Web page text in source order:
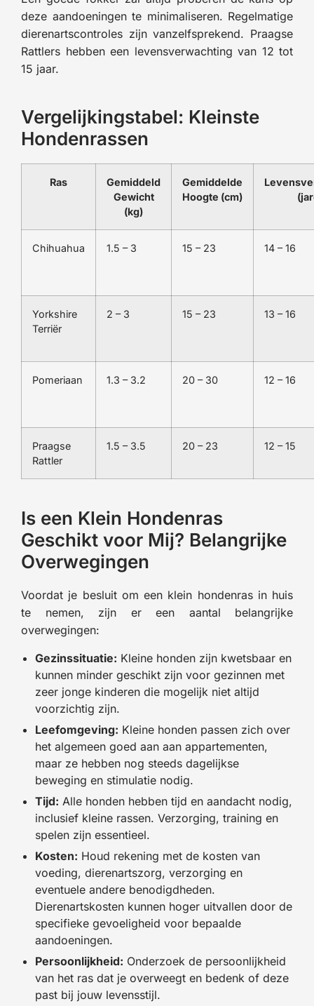
deze aandoeningen te minimaliseren. Regelmatige
dierenartscontroles zijn vanzelfsprekend. Praagse
Rattlers hebben een levensverwachting van 12 tot
15 jaar.
Vergelijkingstabel: Kleinste
Hondenrassen
Ras
Gemiddeld
Gewicht
(kg)
Gemiddelde
Hoogte (cm)
Chihuahua 1.5 – 3 15 – 23 14 – 16
Yorkshire
Terriër
2 – 3 15 – 23 13 – 16
Pomeriaan 1.3 – 3.2 20 – 30 12 – 16
Praagse
Rattler
1.5 – 3.5 20 – 23 12 – 15
Is een Klein Hondenras
Geschikt voor Mij? Belangrijke
Overwegingen
Voordat je besluit om een klein hondenras in huis
te nemen, zijn er een aantal belangrijke
overwegingen:
Gezinssituatie: Kleine honden zijn kwetsbaar en
kunnen minder geschikt zijn voor gezinnen met
zeer jonge kinderen die mogelijk niet altijd
voorzichtig zijn.
Leefomgeving: Kleine honden passen zich over
het algemeen goed aan aan appartementen,
maar ze hebben nog steeds dagelijkse
beweging en stimulatie nodig.
Tijd: Alle honden hebben tijd en aandacht nodig,
inclusief kleine rassen. Verzorging, training en
spelen zijn essentieel.
Kosten: Houd rekening met de kosten van
voeding, dierenartszorg, verzorging en
eventuele andere benodigdheden.
Dierenartskosten kunnen hoger uitvallen door de
specifieke gevoeligheid voor bepaalde
aandoeningen.
Persoonlijkheid: Onderzoek de persoonlijkheid
van het ras dat je overweegt en bedenk of deze
past bij jouw levensstijl.